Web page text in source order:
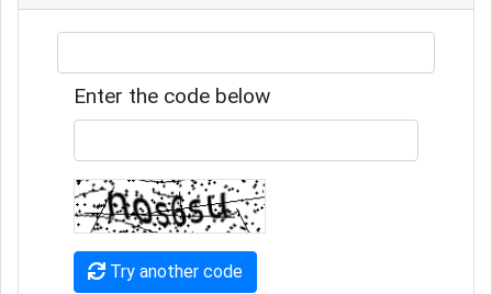
Enter the code below
Try another code